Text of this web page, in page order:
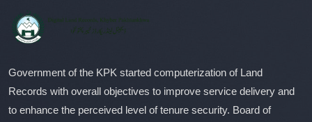
Government of the KPK started computerization of Land
Records with overall objectives to improve service delivery and
to enhance the perceived level of tenure security. Board of